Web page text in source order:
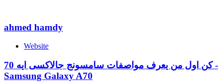
ahmed hamdy
Website
كن اول من يعرف مواصفات سامسونج جالاكسى ايه 70 -
Samsung Galaxy A70